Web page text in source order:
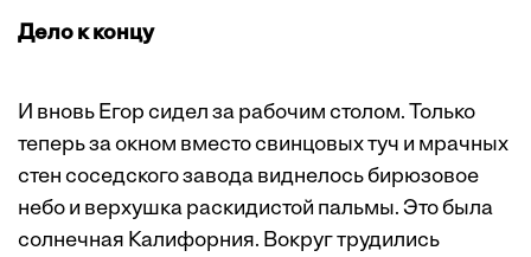
Дело к концу
И вновь Егор сидел за рабочим столом. Только
теперь за окном вместо свинцовых туч и мрачных
стен соседского завода виднелось бирюзовое
небо и верхушка раскидистой пальмы. Это была
солнечная Калифорния. Вокруг трудились